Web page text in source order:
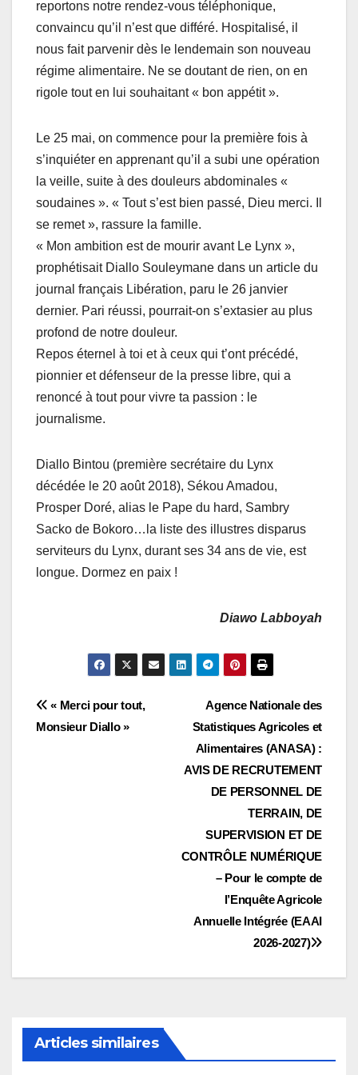
reportons notre rendez-vous téléphonique,
convaincu qu’il n’est que différé. Hospitalisé, il
nous fait parvenir dès le lendemain son nouveau
régime alimentaire. Ne se doutant de rien, on en
rigole tout en lui souhaitant « bon appétit ».
Le 25 mai, on commence pour la première fois à
s’inquiéter en apprenant qu’il a subi une opération
la veille, suite à des douleurs abdominales «
soudaines ». « Tout s’est bien passé, Dieu merci. Il
se remet », rassure la famille.
« Mon ambition est de mourir avant Le Lynx »,
prophétisait Diallo Souleymane dans un article du
journal français Libération, paru le 26 janvier
dernier. Pari réussi, pourrait-on s’extasier au plus
profond de notre douleur.
Repos éternel à toi et à ceux qui t’ont précédé,
pionnier et défenseur de la presse libre, qui a
renoncé à tout pour vivre ta passion : le
journalisme.
Diallo Bintou (première secrétaire du Lynx
décédée le 20 août 2018), Sékou Amadou,
Prosper Doré, alias le Pape du hard, Sambry
Sacko de Bokoro…la liste des illustres disparus
serviteurs du Lynx, durant ses 34 ans de vie, est
longue. Dormez en paix !
Diawo Labboyah
Navigation
Agence Nationale des
Statistiques Agricoles et
Alimentaires (ANASA) :
AVIS DE RECRUTEMENT
DE PERSONNEL DE
TERRAIN, DE
SUPERVISION ET DE
CONTRÔLE NUMÉRIQUE
– Pour le compte de
l’Enquête Agricole
Annuelle Intégrée (EAAI
2026-2027)
« Merci pour tout,
Monsieur Diallo »
Articles similaires